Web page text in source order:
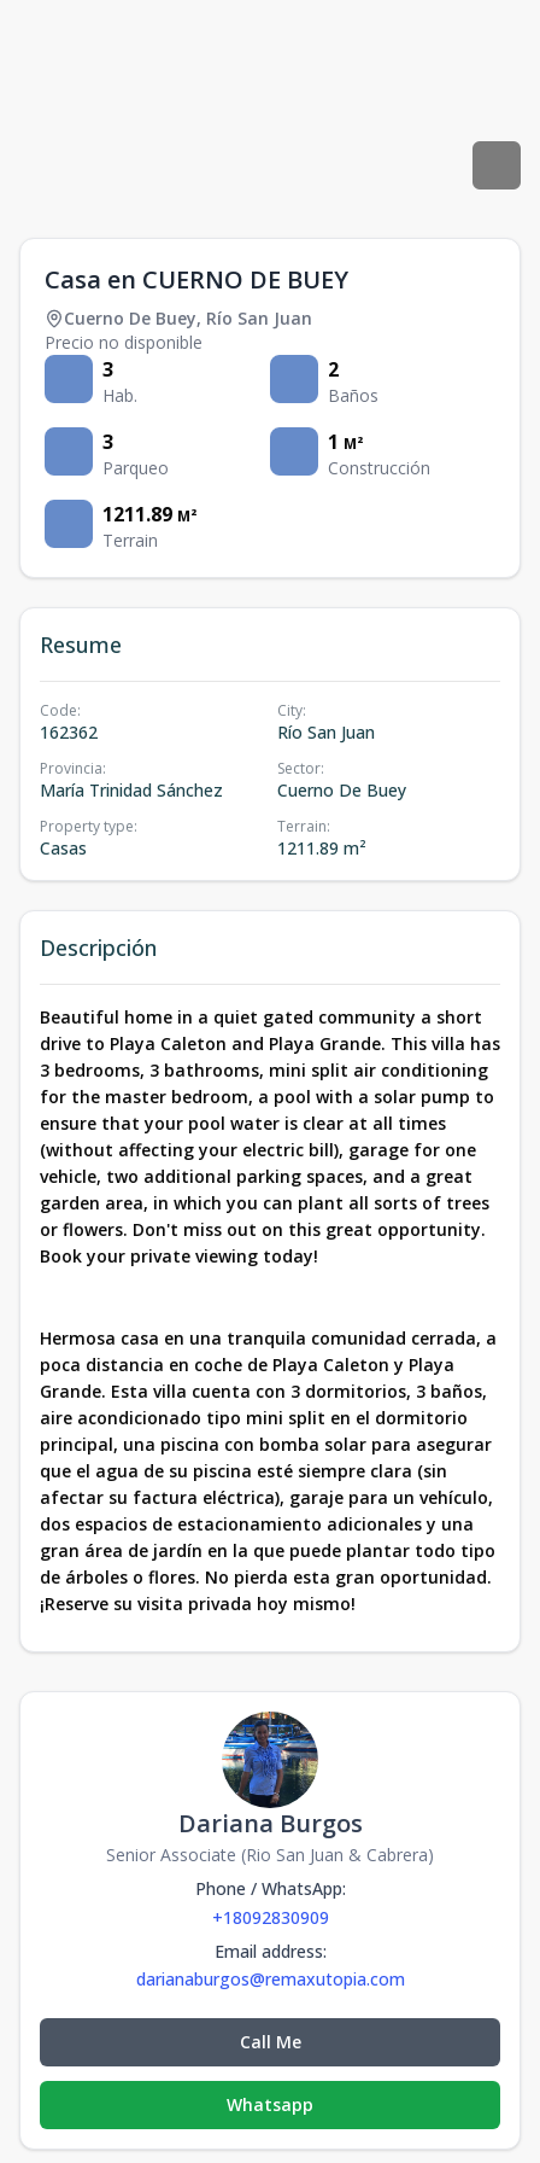
Casa en CUERNO DE BUEY
Cuerno De Buey, Río San Juan
Precio no disponible
3
Hab.
2
Baños
3
Parqueo
1 M²
Construcción
1211.89 M²
Terrain
Resume
Code:
162362
City:
Río San Juan
Provincia:
María Trinidad Sánchez
Sector:
Cuerno De Buey
Property type:
Casas
Terrain:
1211.89 m²
Descripción
Beautiful home in a quiet gated community a short
drive to Playa Caleton and Playa Grande. This villa has
3 bedrooms, 3 bathrooms, mini split air conditioning
for the master bedroom, a pool with a solar pump to
ensure that your pool water is clear at all times
(without affecting your electric bill), garage for one
vehicle, two additional parking spaces, and a great
garden area, in which you can plant all sorts of trees
or flowers. Don't miss out on this great opportunity.
Book your private viewing today!
Hermosa casa en una tranquila comunidad cerrada, a
poca distancia en coche de Playa Caleton y Playa
Grande. Esta villa cuenta con 3 dormitorios, 3 baños,
aire acondicionado tipo mini split en el dormitorio
principal, una piscina con bomba solar para asegurar
que el agua de su piscina esté siempre clara (sin
afectar su factura eléctrica), garaje para un vehículo,
dos espacios de estacionamiento adicionales y una
gran área de jardín en la que puede plantar todo tipo
de árboles o flores. No pierda esta gran oportunidad.
¡Reserve su visita privada hoy mismo!
Dariana Burgos
Senior Associate (Rio San Juan & Cabrera)
Phone / WhatsApp:
+18092830909
Email address:
darianaburgos@remaxutopia.com
Call Me
Whatsapp